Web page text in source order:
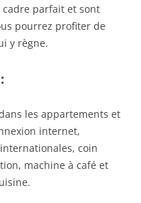
parfait et sont
pourrez profiter de
y règne.
les appartements et
internet,
coin
machine à café et